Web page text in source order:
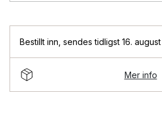
Bestillt inn sendes tidligst 16. august
Mer info